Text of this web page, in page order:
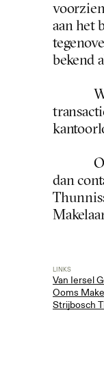
aan het
bekend
dan
LINKS
Van Iersel
Ooms
Strijbosch